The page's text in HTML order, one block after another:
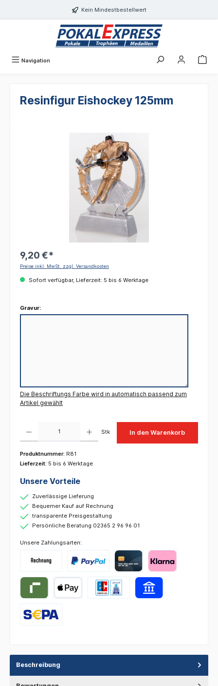
Kein Mindestbestellwert
Navigation
Resinfigur Eishockey 125mm
9,20 €*
Preise inkl. MwSt. zzgl. Versandkosten
Sofort verfügbar, Lieferzeit: 5 bis 6 Werktage
Gravur:
Die Beschriftungs Farbe wird in automatisch passend zum
Artikel gewählt
Stk In den Warenkorb
Produktnummer: R81
Lieferzeit: 5 bis 6 Werktage
Unsere Vorteile
Zuverlässige Lieferung
Bequemer Kauf auf Rechnung
transparente Preisgestaltung
Persönliche Beratung 02365 2 96 96 01
Unsere Zahlungsarten:
Beschreibung